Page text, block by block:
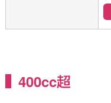
400cc超